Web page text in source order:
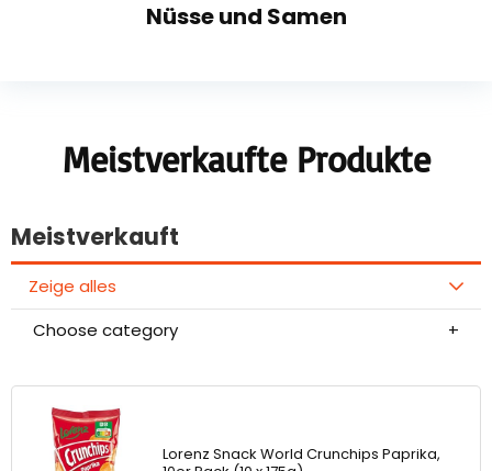
Nüsse und Samen
Meistverkaufte Produkte
Meistverkauft
Zeige alles
Choose category
Lorenz Snack World Crunchips Paprika,